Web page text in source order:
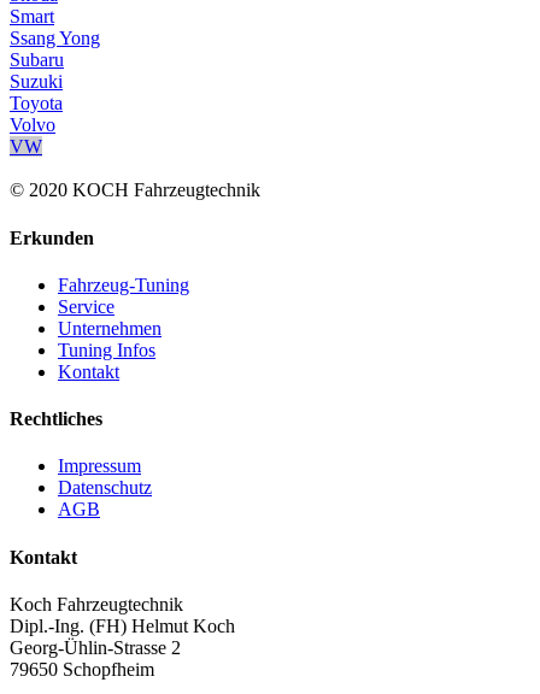
Smart
Ssang Yong
Subaru
Suzuki
Toyota
Volvo
VW
© 2020 KOCH Fahrzeugtechnik
Erkunden
Fahrzeug-Tuning
Service
Unternehmen
Tuning Infos
Kontakt
Rechtliches
Impressum
Datenschutz
AGB
Kontakt
Koch Fahrzeugtechnik
Dipl.-Ing. (FH) Helmut Koch
Georg-Ühlin-Strasse 2
79650 Schopfheim